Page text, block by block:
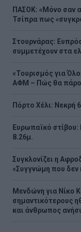
ΠΑΣΟΚ: «Μόνο σαν
Τσίπρα πως
Στουρνάρας:
συμμετέχουν στα
«Τουρισμός για
ΑΦΜ – Πώς θα
Πόρτο Χέλι: Νεκρή
Ευρωπαϊκό στίβου:
8.26μ.
Συγκλονίζει η
«Συγγνώμη που
Μενδώνη για Νίκο
σημαντικότερους
και άνθρωπος